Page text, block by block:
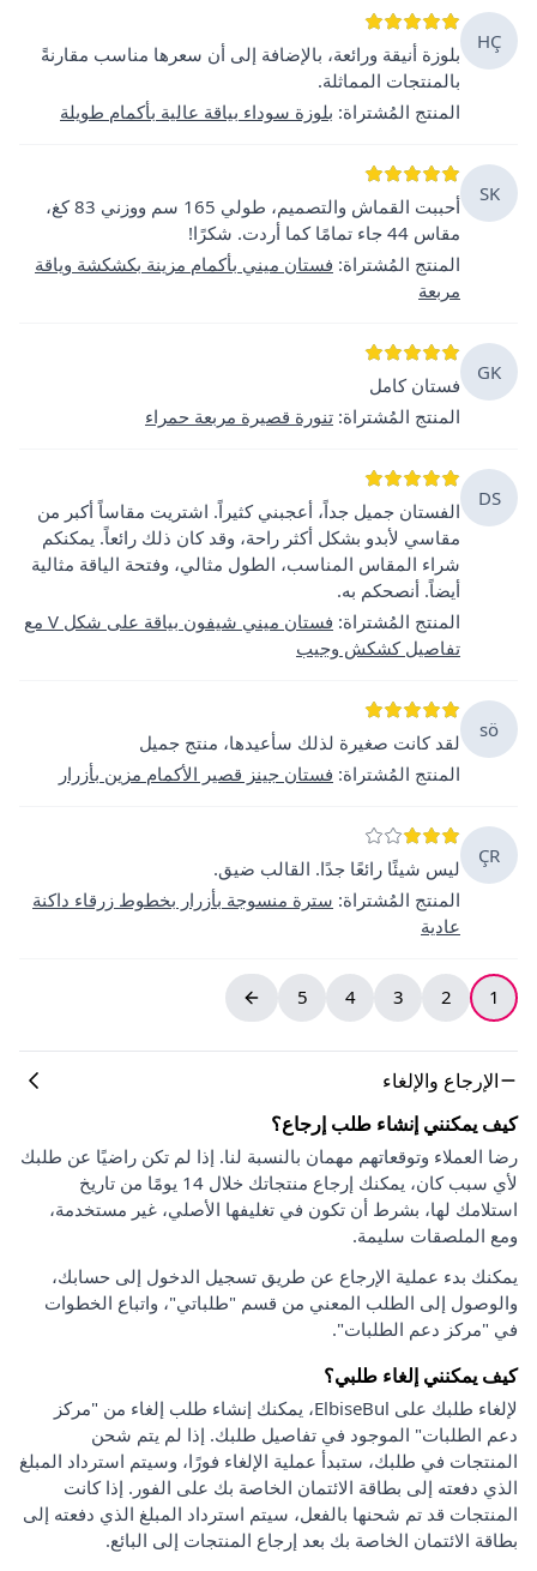
HÇ
بلوزة أنيقة ورائعة، بالإضافة إلى أن سعرها مناسب مقارنةً
بالمنتجات المماثلة.
المنتج المُشتراة: بلوزة سوداء بياقة عالية بأكمام طويلة
SK
أحببت القماش والتصميم، طولي 165 سم ووزني 83 كغ،
مقاس 44 جاء تمامًا كما أردت. شكرًا!
المنتج المُشتراة: فستان ميني بأكمام مزينة بكشكشة وياقة
مربعة
GK
فستان كامل
المنتج المُشتراة: تنورة قصيرة مربعة حمراء
DS
الفستان جميل جداً، أعجبني كثيراً. اشتريت مقاساً أكبر من
مقاسي لأبدو بشكل أكثر راحة، وقد كان ذلك رائعاً. يمكنكم
شراء المقاس المناسب، الطول مثالي، وفتحة الياقة مثالية
أيضاً. أنصحكم به.
المنتج المُشتراة:
فستان ميني شيفون بياقة على شكل V مع
تفاصيل كشكش وجيب
sö
لقد كانت صغيرة لذلك سأعيدها، منتج جميل
المنتج المُشتراة: فستان جينز قصير الأكمام مزين بأزرار
ÇR
ليس شيئًا رائعًا جدًا. القالب ضيق.
المنتج المُشتراة: سترة منسوجة بأزرار بخطوط زرقاء داكنة
عادية
1
2
3
4
5
الإرجاع والإلغاء
كيف يمكنني إنشاء طلب إرجاع؟
رضا العملاء وتوقعاتهم مهمان بالنسبة لنا. إذا لم تكن راضيًا عن طلبك
لأي سبب كان، يمكنك إرجاع منتجاتك خلال 14 يومًا من تاريخ
استلامك لها، بشرط أن تكون في تغليفها الأصلي، غير مستخدمة،
ومع الملصقات سليمة.
يمكنك بدء عملية الإرجاع عن طريق تسجيل الدخول إلى حسابك،
والوصول إلى الطلب المعني من قسم "طلباتي"، واتباع الخطوات
في "مركز دعم الطلبات".
كيف يمكنني إلغاء طلبي؟
لإلغاء طلبك على ElbiseBul، يمكنك إنشاء طلب إلغاء من "مركز
دعم الطلبات" الموجود في تفاصيل طلبك. إذا لم يتم شحن
المنتجات في طلبك، ستبدأ عملية الإلغاء فورًا، وسيتم استرداد المبلغ
الذي دفعته إلى بطاقة الائتمان الخاصة بك على الفور. إذا كانت
المنتجات قد تم شحنها بالفعل، سيتم استرداد المبلغ الذي دفعته إلى
بطاقة الائتمان الخاصة بك بعد إرجاع المنتجات إلى البائع.